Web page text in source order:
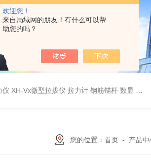
欢迎您！
来自局域网的朋友！有什么可以帮
助您的吗？
仪 XH-Vx微型拉拔仪 拉力计 钢筋锚杆 数显
您的位置： 首页- 产品中